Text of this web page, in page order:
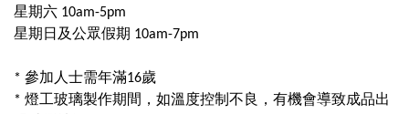
星期六 10am-5pm
星期日及公眾假期 10am-7pm
* 參加人士需年滿16歲
* 燈工玻璃製作期間，如溫度控制不良，有機會導致成品出